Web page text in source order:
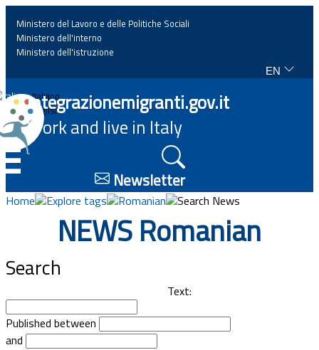
Home
News
Highlights
Events
Regulations and law
Projects
Documents
Ministero del Lavoro e delle Politiche Sociali
Ministero dell'interno
Ministero dell'istruzione
EN
Italiano
English
Integrazionemigranti.gov.it
Work and live in Italy
Newsletter
Home Explore tags Romanian Search News
NEWS Romanian
Search
Text:
Published between
and